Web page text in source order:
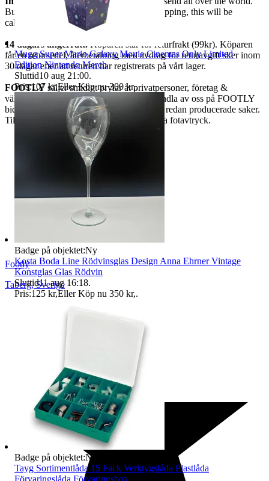
Buyers outside Sweden pay a different shipping, this will be
calculated after you won the auction.
14 dagars ångerrätt. Köparen står för returfrakt (99kr). Köparen
får en retursedel, återbetalning med avdrag för returavgift sker inom
30 dagar efter att returen har registrerats på vårt lager.
FOOTLYsäljer smidigt prylar åt privatpersoner, företag &
välgörenhetsorganisationer. Genom att handla av oss på FOOTLY
bidrar du till att återanvända eller använda redan producerade saker.
Tillsammans kan vi minska vårt ekologiska fotavtryck.
Footly
Taberg,Sverige
Mugg Super Mario Galaxy Movie Cinemas Only Limited
Edition Nintendo Merch
Sluttid10 aug 21:00.
Pris:107 kr,Eller Köp nu 300 kr,.
Badge på objektet:Ny
Kosta Boda Line Rödvinsglas Design Anna Ehrner Vintage
Konstglas Glas Rödvin
Sluttid11 aug 16:18.
Pris:125 kr,Eller Köp nu 350 kr,.
Badge på objektet:Ny
Tayg Sortimentlåda 15 Fack Verktygslåda Plastlåda
Förvaringslåda Förvaringsbox